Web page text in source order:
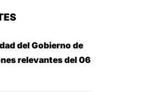
del Gobierno de
relevantes del 06